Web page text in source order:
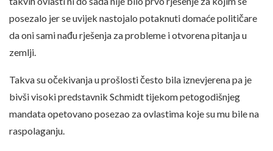
posezalo jer se uvijek nastojalo potaknuti domaće političare
da oni sami nađu rješenja za probleme i otvorena pitanja u
zemlji.
Takva su očekivanja u prošlosti često bila iznevjerena pa je
bivši visoki predstavnik Schmidt tijekom petogodišnjeg
mandata opetovano posezao za ovlastima koje su mu bile na
raspolaganju.